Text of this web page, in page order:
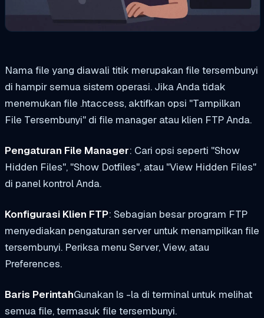
Nama file yang diawali titik merupakan file tersembunyi
di hampir semua sistem operasi. Jika Anda tidak
menemukan file .htaccess, aktifkan opsi "Tampilkan
File Tersembunyi" di file manager atau klien FTP Anda.
Pengaturan File Manager: Cari opsi seperti "Show
Hidden Files", "Show Dotfiles", atau "View Hidden Files"
di panel kontrol Anda.
Konfigurasi Klien FTP: Sebagian besar program FTP
menyediakan pengaturan server untuk menampilkan file
tersembunyi. Periksa menu Server, View, atau
Preferences.
Baris PerintahGunakan ls -la di terminal untuk melihat
semua file, termasuk file tersembunyi.